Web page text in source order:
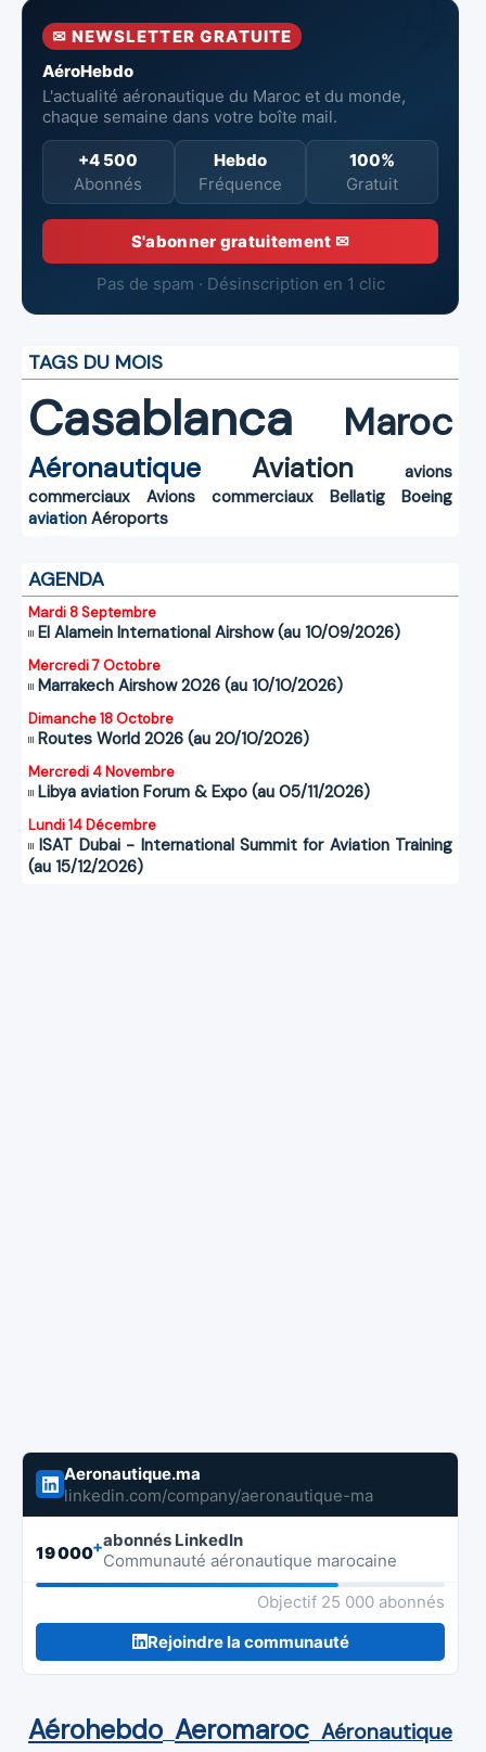
réduites
✉ NEWSLETTER GRATUITE
AéroHebdo
L'actualité aéronautique du Maroc et du monde,
chaque semaine dans votre boîte mail.
+4 500
Abonnés
Hebdo
Fréquence
100%
Gratuit
S'abonner gratuitement ✉
Pas de spam · Désinscription en 1 clic
TAGS DU MOIS
Casablanca Maroc
Aéronautique Aviation
avions
commerciaux
Avions commerciaux Bellatig
Boeing
aviation Aéroports
AGENDA
Mardi 8 Septembre
El Alamein International Airshow (au 10/09/2026)
Mercredi 7 Octobre
Marrakech Airshow 2026 (au 10/10/2026)
Dimanche 18 Octobre
Routes World 2026 (au 20/10/2026)
Mercredi 4 Novembre
Libya aviation Forum & Expo (au 05/11/2026)
Lundi 14 Décembre
ISAT Dubai - International Summit for Aviation Training
(au 15/12/2026)
Aeronautique.ma
linkedin.com/company/aeronautique-ma
19 000+abonnés LinkedIn
Communauté aéronautique marocaine
Objectif 25 000 abonnés
Rejoindre la communauté
Aérohebdo Aeromaroc Aéronautique